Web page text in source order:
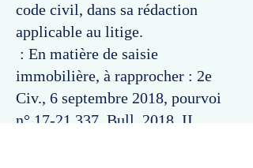
code civil, dans sa rédaction
applicable au litige.
: En matière de saisie
immobilière, à rapprocher : 2e
Civ., 6 septembre 2018, pourvoi
n° 17-21.337 , Bull. 2018, II